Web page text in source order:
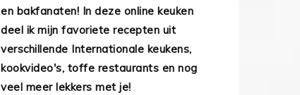
en bakfanaten! In deze online keuken
deel ik mijn favoriete recepten uit
verschillende Internationale keukens,
kookvideo's, toffe restaurants en nog
veel meer lekkers met je!